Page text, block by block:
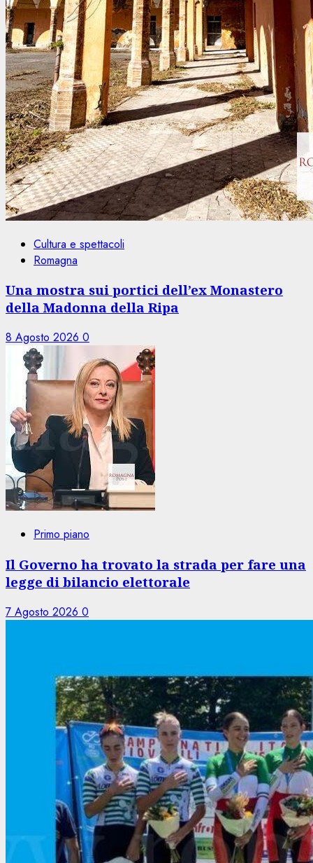
Cultura e spettacoli
Romagna
Una mostra sui portici dell’ex Monastero
della Madonna della Ripa
8 Agosto 2026 0
Primo piano
Il Governo ha trovato la strada per fare una
legge di bilancio elettorale
7 Agosto 2026 0